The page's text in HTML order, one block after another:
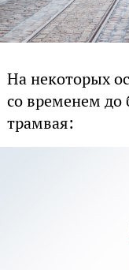
На некоторых
со временем
трамвая: